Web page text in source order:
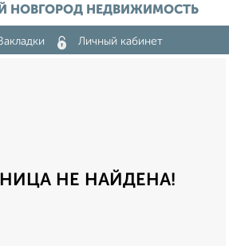
НОВГОРОД НЕДВИЖИМОСТЬ
Личный кабинет
НЕ НАЙДЕНА!